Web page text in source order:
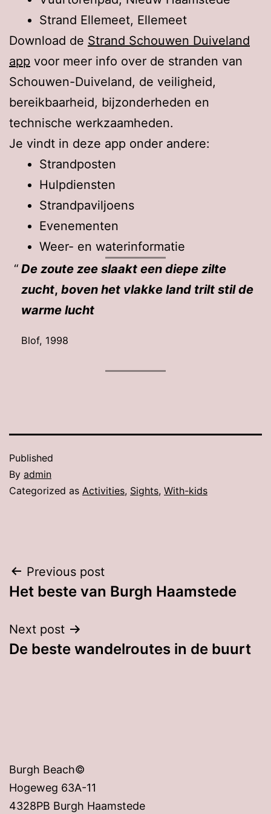
Strand Ellemeet, Ellemeet
Download de Strand Schouwen Duiveland
app voor meer info over de stranden van
Schouwen-Duiveland, de veiligheid,
bereikbaarheid, bijzonderheden en
technische werkzaamheden.
Je vindt in deze app onder andere:
Strandposten
Hulpdiensten
Strandpaviljoens
Evenementen
Weer- en waterinformatie
De zoute zee slaakt een diepe zilte
zucht, boven het vlakke land trilt stil de
warme lucht
Blof, 1998
Published
By admin
Categorized as Activities, Sights, With-kids
Post
navigation
Previous post
Het beste van Burgh Haamstede
Next post
De beste wandelroutes in de buurt
Burgh Beach©
Hogeweg 63A-11
4328PB Burgh Haamstede